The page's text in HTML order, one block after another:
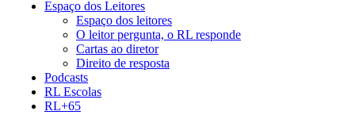
Espaço dos Leitores
Espaço dos leitores
O leitor pergunta, o RL responde
Cartas ao diretor
Direito de resposta
Podcasts
RL Escolas
RL+65